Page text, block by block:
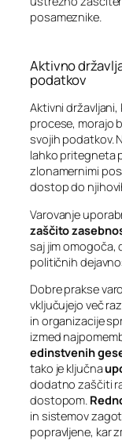
posameznike.
Aktivno
podatkov
Aktivni
procese, morajo
svojih podatkov.
lahko pritegneta
zlonamernimi
dostop do
Varovanje
zaščito
saj jim omogoča,
političnih
Dobre prakse
vključujejo več
in organizacije
izmed
edinstvenih
tako je ključna
dodatno zaščiti
dostopom.
in sistemov
popravljene, kar